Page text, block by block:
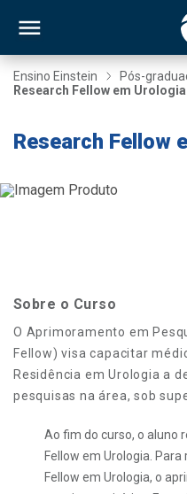
Ensino Einstein Pós-
Research Fellow em Urologia
Research Fellow
Sobre o Curso
O Aprimoramento em
Fellow) visa capacitar
Residência em Urologia a
pesquisas na área, sob
Ao fim do curso, o aluno
Fellow em Urologia.
Fellow em Urologia, o